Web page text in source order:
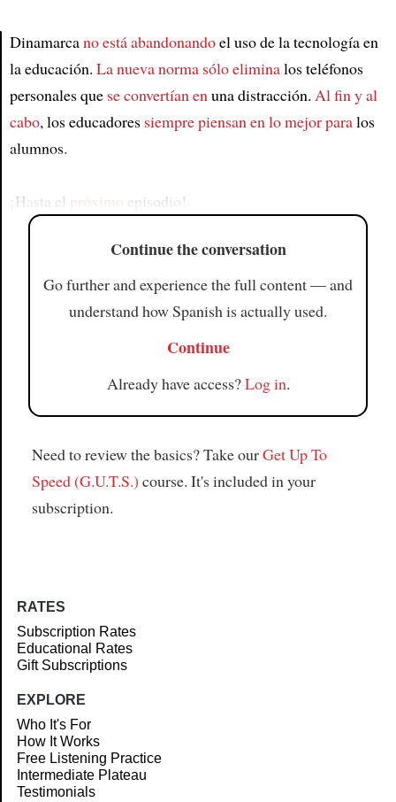
Dinamarcano está abandonandoel uso de la tecnología en
la educación. La nueva norma sólo eliminalos teléfonos
personales que se convertían enuna distracción. Al fin y al
cabo, los educadores siempre piensan en lo mejor paralos
alumnos.
¡Hasta el próximo episodio!
Continue the conversation
Go further and experience the full content — and
understand how Spanish is actually used.
Continue
Already have access?Log in.
Need to review the basics? Take ourGet Up To
Speed (G.U.T.S.) course. It's included in your
subscription.
RATES
Subscription Rates
Educational Rates
Gift Subscriptions
EXPLORE
Who It's For
How It Works
Free Listening Practice
Intermediate Plateau
Testimonials